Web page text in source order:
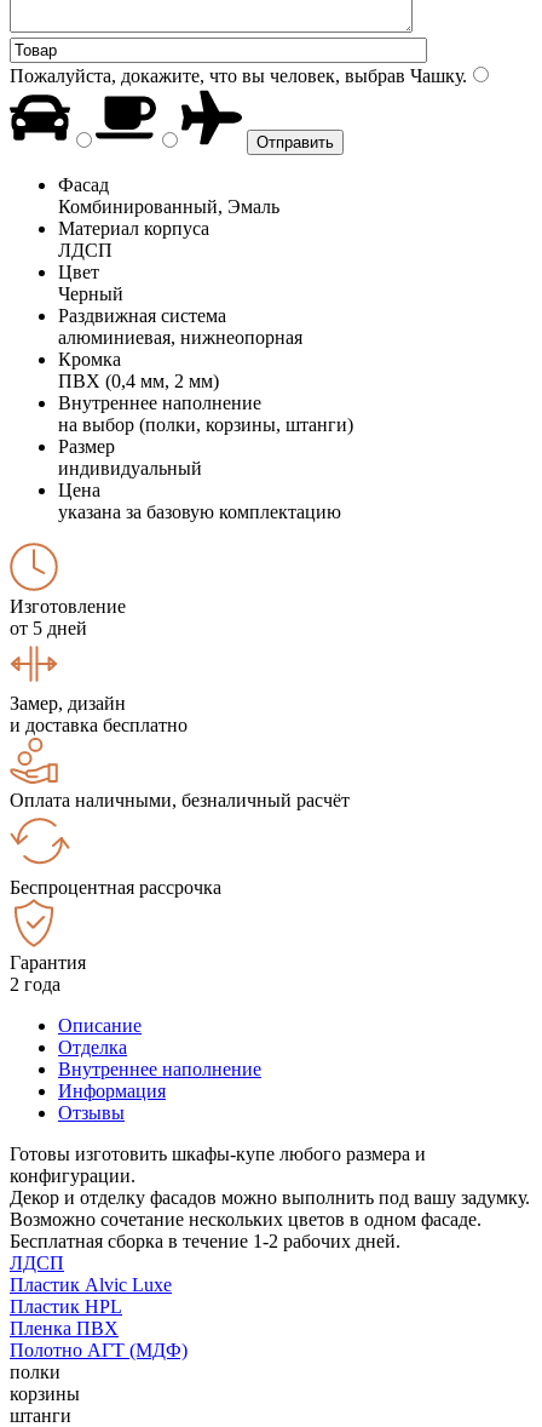
Пожалуйста, докажите, что вы человек, выбрав Чашку.
Фасад
Комбинированный, Эмаль
Материал корпуса
ЛДСП
Цвет
Черный
Раздвижная система
алюминиевая, нижнеопорная
Кромка
ПВХ (0,4 мм, 2 мм)
Внутреннее наполнение
на выбор (полки, корзины, штанги)
Размер
индивидуальный
Цена
указана за базовую комплектацию
Изготовление
от 5 дней
Замер, дизайн
и доставка бесплатно
Оплата наличными, безналичный расчёт
Беспроцентная рассрочка
Гарантия
2 года
Описание
Отделка
Внутреннее наполнение
Информация
Отзывы
Готовы изготовить шкафы-купе любого размера и
конфигурации.
Декор и отделку фасадов можно выполнить под вашу задумку.
Возможно сочетание нескольких цветов в одном фасаде.
Бесплатная сборка в течение 1-2 рабочих дней.
ЛДСП
Пластик Alvic Luxe
Пластик HPL
Пленка ПВХ
Полотно АГТ (МДФ)
полки
корзины
штанги